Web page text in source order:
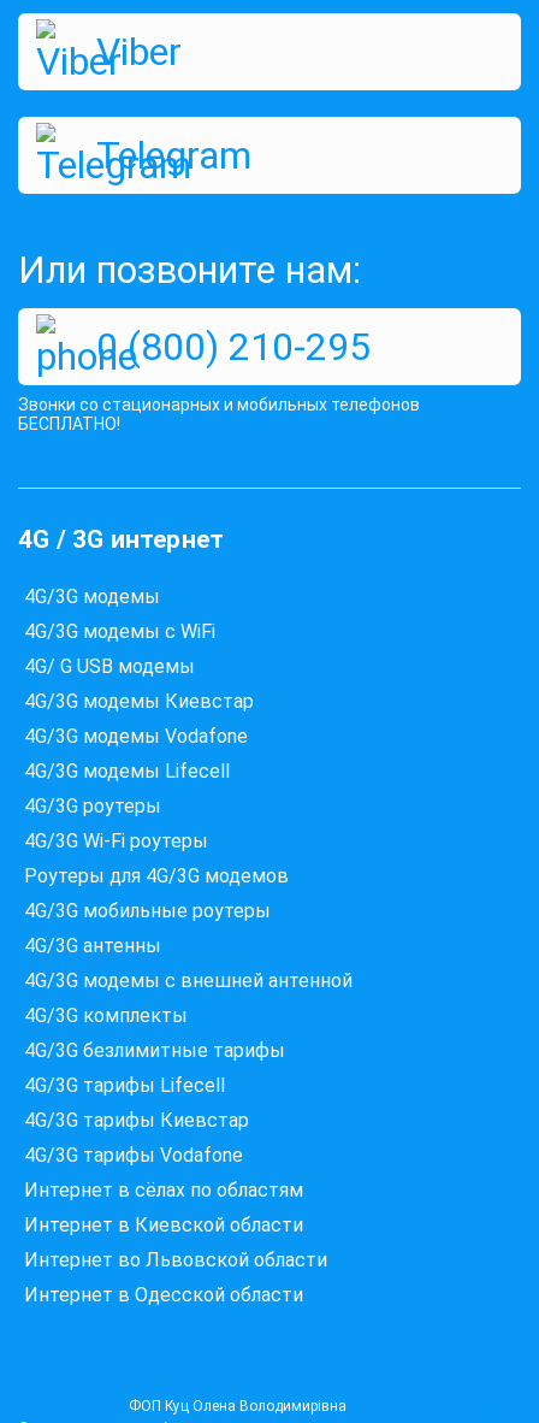
Viber
Telegram
Или позвоните нам:
0 (800) 210-295
Звонки со стационарных и мобильных телефонов
БЕСПЛАТНО!
4G / 3G интернет
4G/3G модемы
4G/3G модемы с WiFi
4G/ G USB модемы
4G/3G модемы Киевстар
4G/3G модемы Vodafone
4G/3G модемы Lifecell
4G/3G роутеры
4G/3G Wi-Fi роутеры
Роутеры для 4G/3G модемов
4G/3G мобильные роутеры
4G/3G антенны
4G/3G модемы c внешней антенной
4G/3G комплекты
4G/3G безлимитные тарифы
4G/3G тарифы Lifecell
4G/3G тарифы Киевстар
4G/3G тарифы Vodafone
Интернет в сёлах по областям
Интернет в Киевской области
Интернет во Львовской области
Интернет в Одесской области
ФОП Куц Олена Володимирівна
Які провайдери працюють
за вашою адресою?
Перевірте доступність інтернету за 30 секунд
375+ провайдерів в базі
Введіть вашу адресу
Місто, вулиця та номер будинку